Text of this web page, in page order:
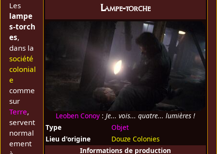
Lampe-torche
Leoben Conoy: Je... vois... quatre... lumières !
Type
Objet
Lieu d'origine
Douze Colonies
Informations de production
Les
lampe
s‑torch
es,
dans la
société
colonial
e
comme
sur
Terre,
servent
normal
ement